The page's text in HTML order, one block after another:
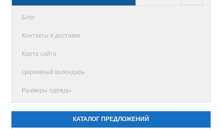
Блог
Контакты и доставка
Карта сайта
Церковный календарь
Размеры одежды
КАТАЛОГ ПРЕДЛОЖЕНИЙ